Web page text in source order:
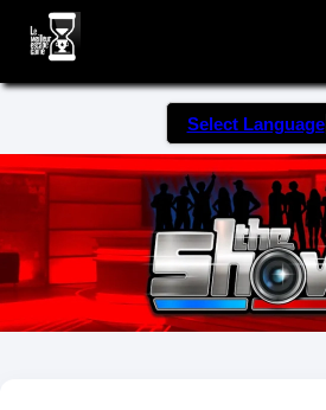
Select Language